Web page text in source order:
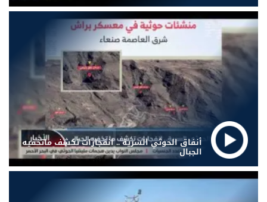
أنفاق الحوثي السرية .. انفجارات تكشف ماتخفيه
الجبال